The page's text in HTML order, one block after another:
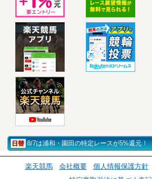
8/7は浦和・園田の特定レースが5%還元！
楽天競馬 会社概要 個人情報保護方針